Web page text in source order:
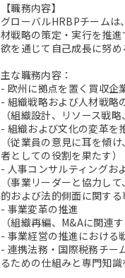
【職務内容】
グローバルHRBPチーム
材戦略の策定・実行を推
欲を通じて自己成長に努め
主な職務内容：
- 欧州に拠点を置く買収企
- 組織戦略および人材戦略
（組織設計、リソース戦
- 組織および文化の変革を
（従業員の意見に耳を傾
者としての役割を果たす）
- 人事コンサルティングお
（事業リーダーと協力し
的および法的側面に関する
- 事業変革の推進
（組織再編、M&Aに関連
- 事業経営の推進における
- 連携法務・国際税務チー
るための仕組みと専門知識